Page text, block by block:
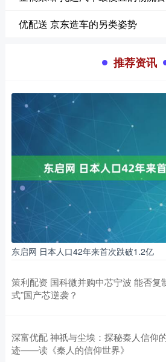
优配送 京东造车的另类姿势
推荐资讯
东启网 日本人口42年来首次跌破1.2亿
策利配资 国科微并购中芯宁波 能否复
式”国产芯逆袭？
深富优配 神祇与尘埃：探秘秦人信仰
迹——读《秦人的信仰世界》